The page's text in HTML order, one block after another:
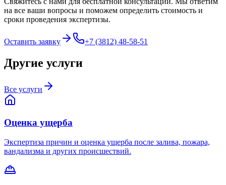
на все ваши вопросы и поможем определить стоимость и
сроки проведения экспертизы.
Оставить заявку +7 (3812) 48-58-51
Другие услуги
Все услуги
Оценка ущерба
Экспертиза причин и оценка ущерба после залива, пожара,
вандализма и других происшествий.